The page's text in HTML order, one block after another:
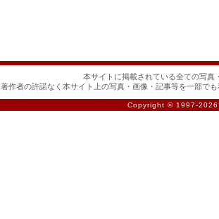
本サイトに掲載されている全ての写真
著作者の許諾なく本サイト上の写真・画像・記事等を一部で
Copyright © 1997-